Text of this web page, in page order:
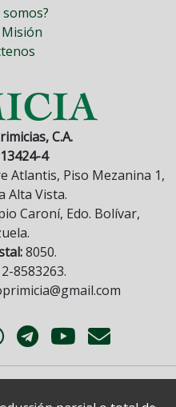
C.A.
4
Atlantis, Piso Mezanina 1,
Alta Vista.
Caroní, Edo. Bolívar,
8050.
8583263.